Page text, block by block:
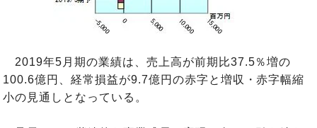
2019年5月期の業績は、売上高が前期比37.5％増の
100.6億円、経常損益が9.7億円の赤字と増収・赤字幅縮
小の見通しとなっている。